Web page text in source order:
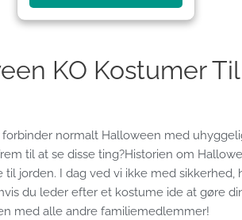
KO Kostumer
normalt Halloween med
til at se disse ting?Historien om
til jorden. I dag ved vi ikke med
du leder efter et kostume ide at gøre
med alle andre familiemedlemmer!